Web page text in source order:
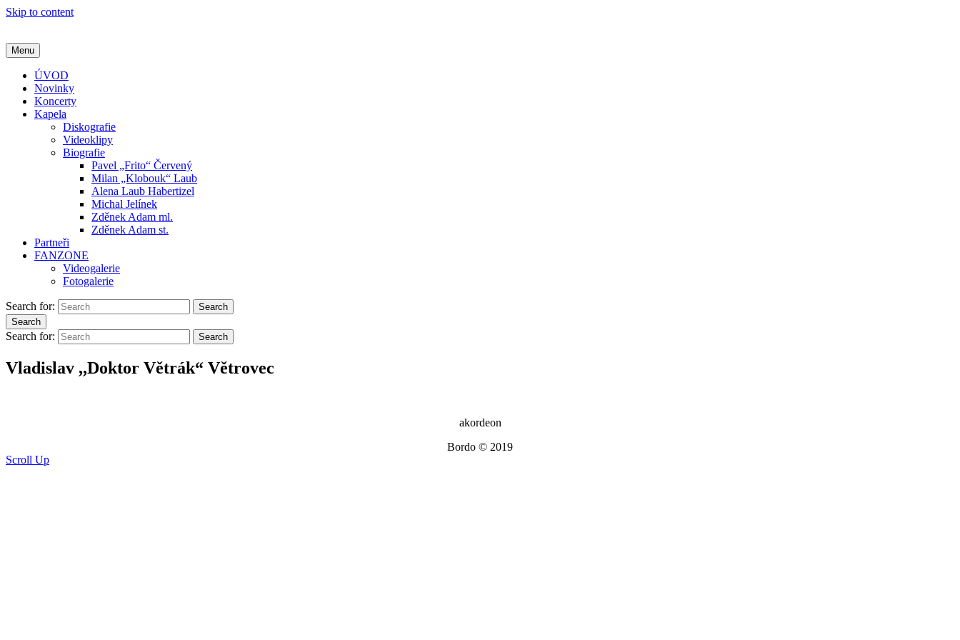
Skip to content
Menu
ÚVOD
Novinky
Koncerty
Kapela
Diskografie
Videoklipy
Biografie
Pavel „Frito“ Červený
Milan „Klobouk“ Laub
Alena Laub Habertizel
Michal Jelínek
Zděnek Adam ml.
Zděnek Adam st.
Partneři
FANZONE
Videogalerie
Fotogalerie
Search for:
Search
Search
Search for: Search
Vladislav ,,Doktor Větrák“ Větrovec
akordeon
Bordo © 2019
Scroll Up